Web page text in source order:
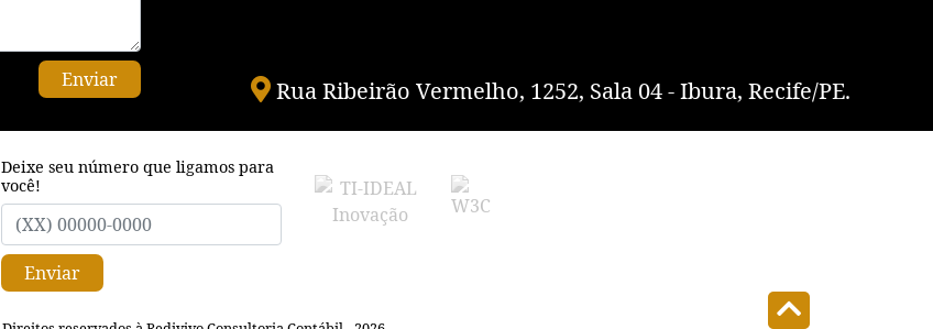
Enviar Rua Ribeirão Vermelho, 1252, Sala 04 - Ibura, Recife/PE.
Deixe seu número que ligamos para
você!
Enviar